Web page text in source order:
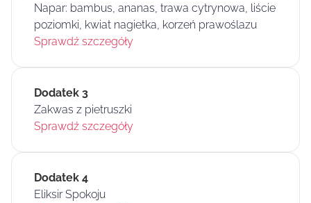
Napar: bambus, ananas, trawa cytrynowa, liście
poziomki, kwiat nagietka, korzeń prawoślazu
Sprawdź szczegóły
Dodatek 3
Zakwas z pietruszki
Sprawdź szczegóły
Dodatek 4
Eliksir Spokoju